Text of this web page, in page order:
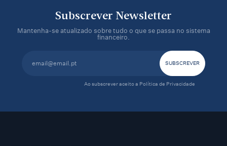
Subscrever Newsletter
Mantenha-se atualizado sobre tudo o que se passa no sistema
financeiro.
Ao subscrever aceito a Política de Privacidade